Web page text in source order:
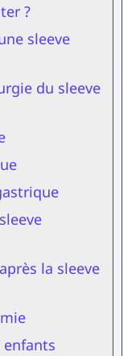
?
sleeve
du sleeve
la sleeve